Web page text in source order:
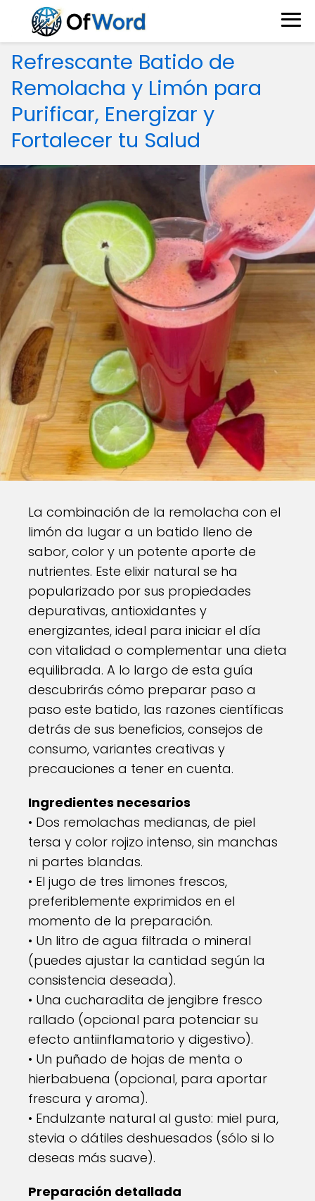
Refrescante Batido de
Remolacha y Limón para
Purificar, Energizar y
Fortalecer tu Salud
La combinación de la remolacha con el
limón da lugar a un batido lleno de
sabor, color y un potente aporte de
nutrientes. Este elixir natural se ha
popularizado por sus propiedades
depurativas, antioxidantes y
energizantes, ideal para iniciar el día
con vitalidad o complementar una dieta
equilibrada. A lo largo de esta guía
descubrirás cómo preparar paso a
paso este batido, las razones científicas
detrás de sus beneficios, consejos de
consumo, variantes creativas y
precauciones a tener en cuenta.
Ingredientes necesarios
• Dos remolachas medianas, de piel
tersa y color rojizo intenso, sin manchas
ni partes blandas.
• El jugo de tres limones frescos,
preferiblemente exprimidos en el
momento de la preparación.
• Un litro de agua filtrada o mineral
(puedes ajustar la cantidad según la
consistencia deseada).
• Una cucharadita de jengibre fresco
rallado (opcional para potenciar su
efecto antiinflamatorio y digestivo).
• Un puñado de hojas de menta o
hierbabuena (opcional, para aportar
frescura y aroma).
• Endulzante natural al gusto: miel pura,
stevia o dátiles deshuesados (sólo si lo
deseas más suave).
Preparación detallada